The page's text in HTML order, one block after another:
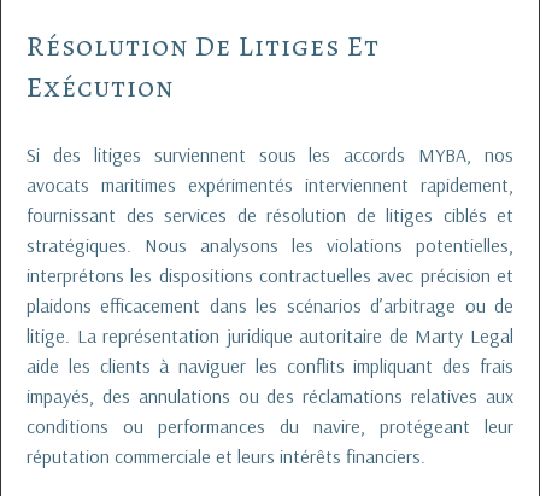
Résolution De Litiges Et
Exécution
Si des litiges surviennent sous les accords MYBA, nos
avocats maritimes expérimentés interviennent rapidement,
fournissant des services de résolution de litiges ciblés et
stratégiques. Nous analysons les violations potentielles,
interprétons les dispositions contractuelles avec précision et
plaidons efficacement dans les scénarios d’arbitrage ou de
litige. La représentation juridique autoritaire de Marty Legal
aide les clients à naviguer les conflits impliquant des frais
impayés, des annulations ou des réclamations relatives aux
conditions ou performances du navire, protégeant leur
réputation commerciale et leurs intérêts financiers.